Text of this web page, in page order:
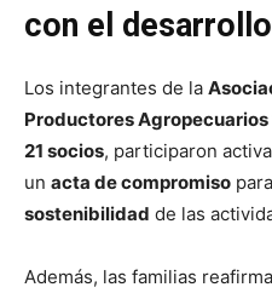
con el
Los integrantes de la
Productores Agropecuarios
21 socios, participaron
un acta de compromiso
sostenibilidad de las
Además, las familias